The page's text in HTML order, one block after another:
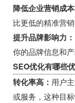
降低企业营销成
比更低的精准营销
提升品牌影响力：
你的品牌信息和
SEO优化有哪些
转化率高： 用户
或服务，这种目